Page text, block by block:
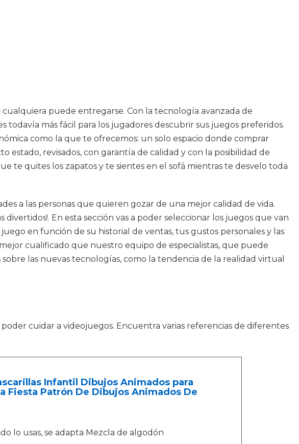
puede entregarse. Con la tecnología avanzada de
más fácil para los jugadores descubrir sus juegos preferidos.
como la que te ofrecemos: un solo espacio donde comprar
estado, revisados, con garantía de calidad y con la posibilidad de
te quites los zapatos y te sientes en el sofá mientras te desvelo toda
a las personas que quieren gozar de una mejor calidad de vida.
En esta sección vas a poder seleccionar los juegos que van
en función de su historial de ventas, tus gustos personales y las
cualificado que nuestro equipo de especialistas, que puede
las nuevas tecnologías, como la tendencia de la realidad virtual
poder cuidar a videojuegos. Encuentra varias referencias de diferentes
Infantil Dibujos Animados para
Fiesta Patrón De Dibujos Animados De
lo usas, se adapta Mezcla de algodón